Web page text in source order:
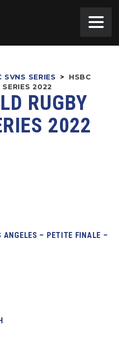
SVNS SERIES >
HSBC
2022
RUGBY
2022
ANGELES – PETITE FINALE –